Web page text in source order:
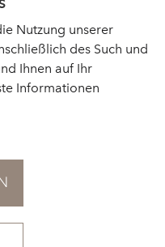
Nutzung unserer
des Such und
Ihnen auf Ihr
Informationen